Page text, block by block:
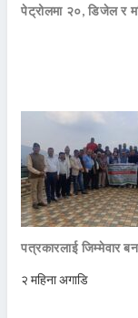
पेट्रोलमा २०, डिजेल र
पत्रकारलाई जिम्मेवार
२ महिना अगाडि